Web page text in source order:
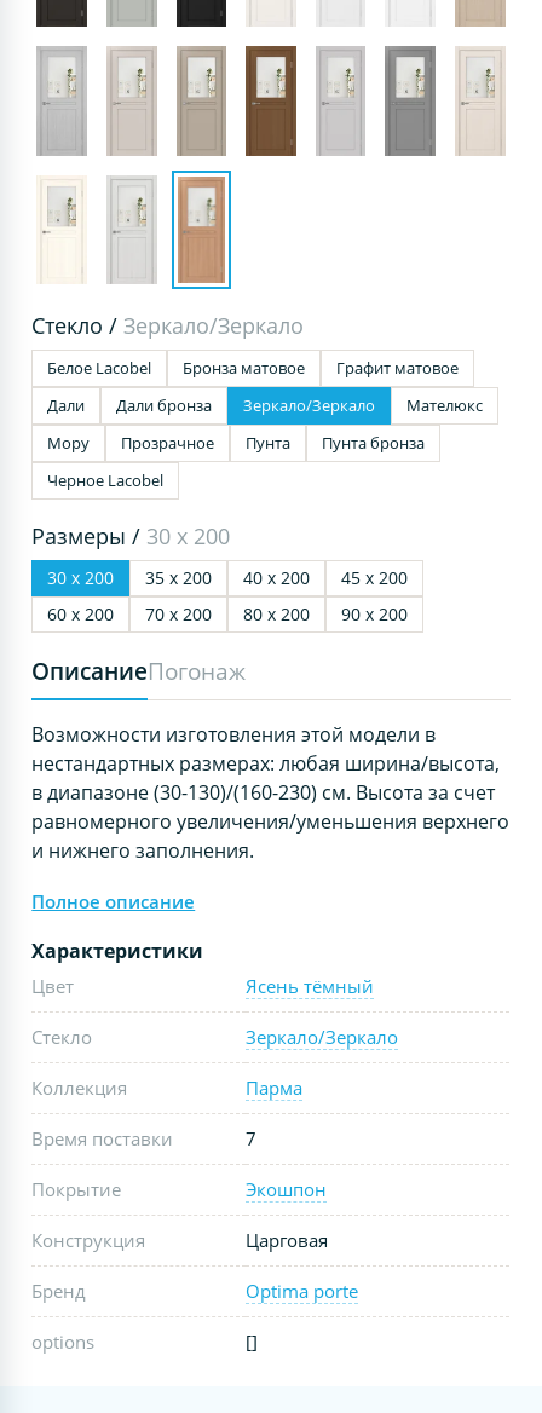
Стекло /Зеркало/Зеркало
Белое Lacobel Бронза матовое
Графит матовое
Дали
Дали бронза Зеркало/Зеркало
Мателюкс
Мору
Прозрачное Пунта
Пунта бронза
Черное Lacobel
Размеры / 30 х 200
30 х 200 35 х 200 40 х 200
45 х 200
60 х 200
70 х 200 80 х 200 90 х 200
ОписаниеПогонаж
Возможности изготовления этой модели в
нестандартных размерах: любая ширина/высота,
в диапазоне (30-130)/(160-230) см. Высота за счет
равномерного увеличения/уменьшения верхнего
и нижнего заполнения.
Полное описание
Характеристики
Цвет Ясень тёмный
Стекло Зеркало/Зеркало
Коллекция Парма
Время поставки 7
Покрытие Экошпон
Конструкция Царговая
Бренд Optima porte
options []